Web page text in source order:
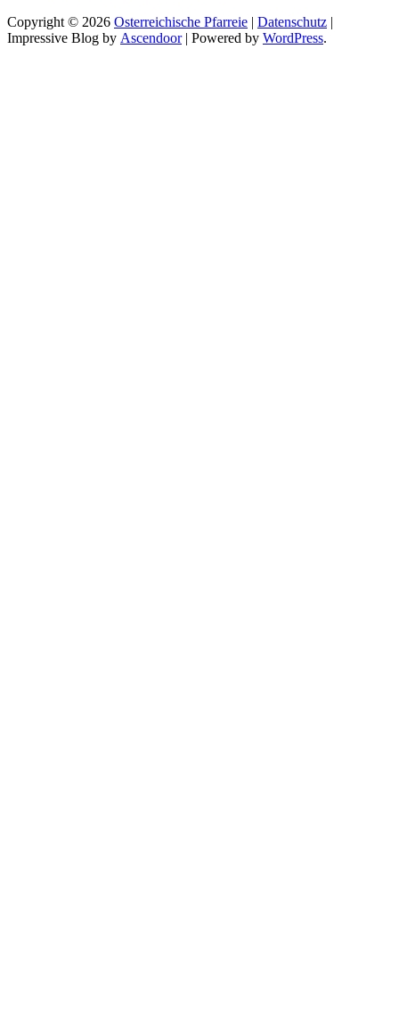
Copyright © 2026 Osterreichische Pfarreie | Datenschutz |
Impressive Blog by Ascendoor| Powered by WordPress.